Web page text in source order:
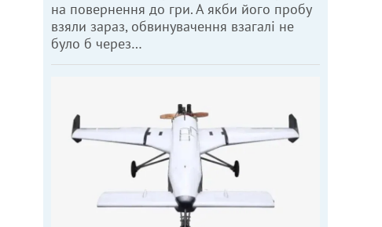
на повернення до гри. А якби його пробу
взяли зараз, обвинувачення взагалі не
було б через…